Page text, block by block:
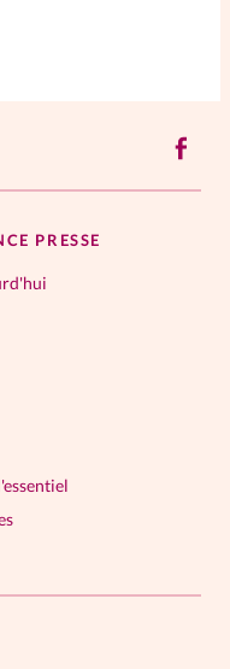
PRESSE